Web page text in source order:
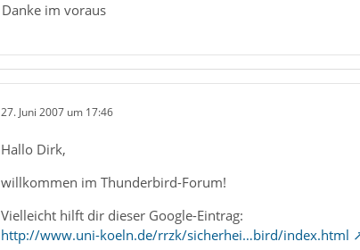
Danke im voraus
27. Juni 2007 um 17:46
Hallo Dirk,
willkommen im Thunderbird-Forum!
Vielleicht hilft dir dieser Google-Eintrag:
http://www.uni-koeln.de/rrzk/sicherhei…bird/index.html